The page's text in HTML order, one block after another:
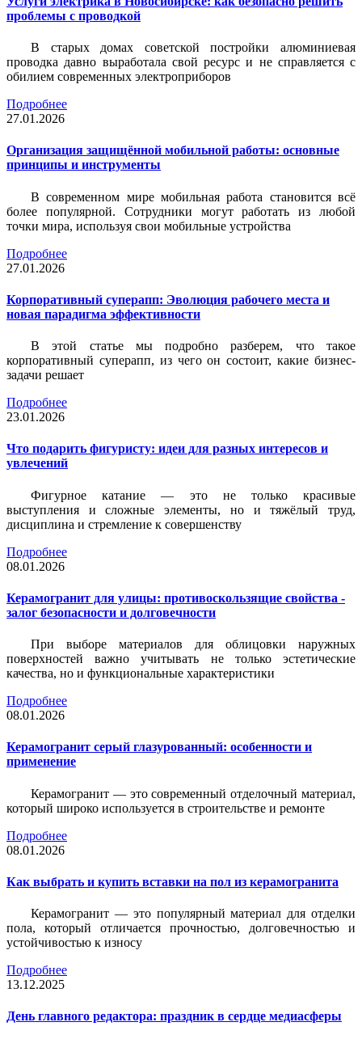
проблемы с проводкой
В старых домах советской постройки алюминиевая
проводка давно выработала свой ресурс и не справляется с
обилием современных электроприборов
Подробнее
27.01.2026
Организация защищённой мобильной работы: основные
принципы и инструменты
В современном мире мобильная работа становится всё
более популярной. Сотрудники могут работать из любой
точки мира, используя свои мобильные устройства
Подробнее
27.01.2026
Корпоративный суперапп: Эволюция рабочего места и
новая парадигма эффективности
В этой статье мы подробно разберем, что такое
корпоративный суперапп, из чего он состоит, какие бизнес-
задачи решает
Подробнее
23.01.2026
Что подарить фигуристу: идеи для разных интересов и
увлечений
Фигурное катание — это не только красивые
выступления и сложные элементы, но и тяжёлый труд,
дисциплина и стремление к совершенству
Подробнее
08.01.2026
Керамогранит для улицы: противоскользящие свойства -
залог безопасности и долговечности
При выборе материалов для облицовки наружных
поверхностей важно учитывать не только эстетические
качества, но и функциональные характеристики
Подробнее
08.01.2026
Керамогранит серый глазурованный: особенности и
применение
Керамогранит — это современный отделочный материал,
который широко используется в строительстве и ремонте
Подробнее
08.01.2026
Как выбрать и купить вставки на пол из керамогранита
Керамогранит — это популярный материал для отделки
пола, который отличается прочностью, долговечностью и
устойчивостью к износу
Подробнее
13.12.2025
День главного редактора: праздник в сердце медиасферы